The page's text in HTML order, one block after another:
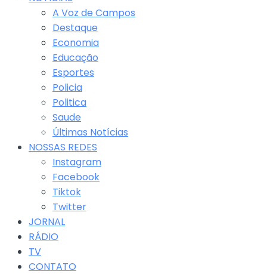
A Voz de Campos
Destaque
Economia
Educação
Esportes
Policia
Politica
Saude
Últimas Notícias
NOSSAS REDES
Instagram
Facebook
Tiktok
Twitter
JORNAL
RÁDIO
TV
CONTATO